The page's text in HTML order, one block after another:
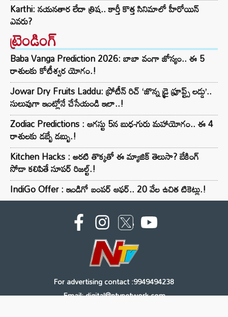
Karthi: నయనతార లేదా త్రిష.. కార్తీ కొత్త సినిమాలో హీరోయిన్
ఎవరు?
ట్రెండింగ్‌
Baba Vanga Prediction 2026: బాబా వంగా జోస్యం.. ఈ 5
రాశులకు కోటీశ్వర యోగం.!
Jowar Dry Fruits Laddu: ప్రోటీన్ రిచ్ ‘జొన్న డ్రై ఫ్రూప్ట్స్ లడ్డు’..
సులువుగా ఇంట్లోనే చేసేయండి ఇలా..!
Zodiac Predictions : ఆగస్టు 5న బుధ-గురు మహాయోగం.. ఈ 4
రాశులకు డబ్బే డబ్బు.!
Kitchen Hacks : అరటి తొక్కతో ఈ మ్యాజిక్ తెలుసా? బేకింగ్
సోడా కలిపితే సూపర్ రిజల్ట్.!
IndiGo Offer : ఇండిగో బంపర్ ఆఫర్.. 20 వేల ఉచిత టికెట్లు.!
For advertising contact :9949494238
Email: digital@ntvnetwork.com